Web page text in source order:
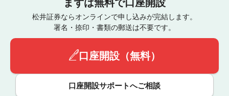
まずは無料で口座開設
松井証券ならオンラインで申し込みが完結します。
署名・捺印・書類の郵送は不要です。
口座開設（無料）
口座開設サポートへご相談